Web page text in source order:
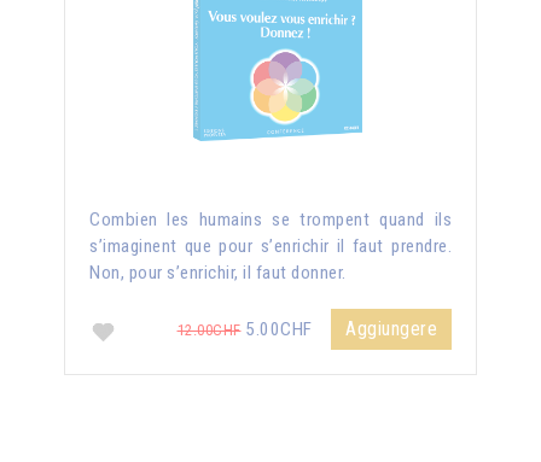
Combien les humains se trompent quand ils
s’imaginent que pour s’enrichir il faut prendre.
Non, pour s’enrichir, il faut donner.
12.00CHF5.00CHF Aggiungere